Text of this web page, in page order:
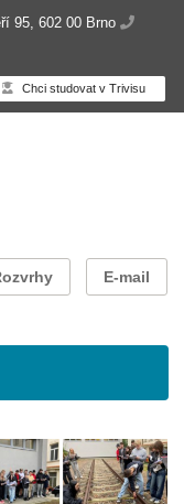
95, 602 00 Brno
Chci studovat v Trivisu
E-mail